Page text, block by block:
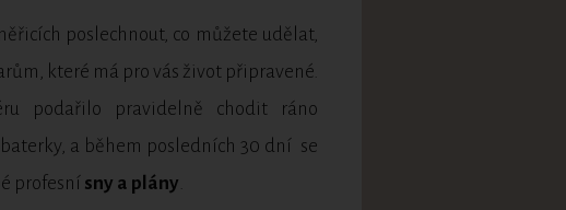
poslechnout, co můžete udělat,
které má pro vás život připravené.
podařilo pravidelně chodit ráno
a během posledních 30 dní se
profesní sny a plány